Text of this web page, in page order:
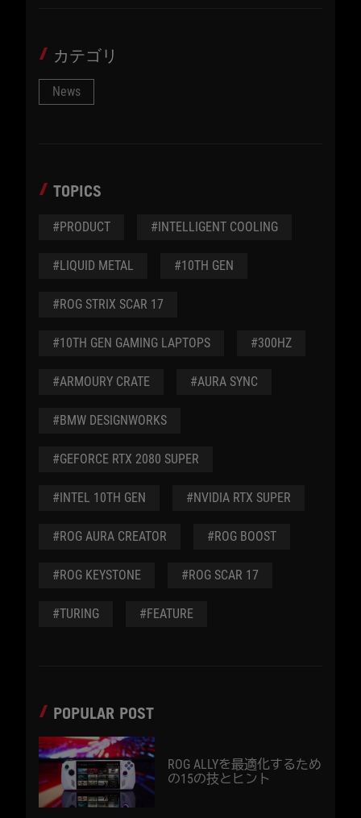
カテゴリ
News
TOPICS
#PRODUCT #INTELLIGENT COOLING
#LIQUID METAL #10TH GEN
#ROG STRIX SCAR 17
#10TH GEN GAMING LAPTOPS #300HZ
#ARMOURY CRATE #AURA SYNC
#BMW DESIGNWORKS
#GEFORCE RTX 2080 SUPER
#INTEL 10TH GEN #NVIDIA RTX SUPER
#ROG AURA CREATOR #ROG BOOST
#ROG KEYSTONE #ROG SCAR 17
#TURING #FEATURE
POPULAR POST
ROG ALLYを最適化するため
の15の技とヒント